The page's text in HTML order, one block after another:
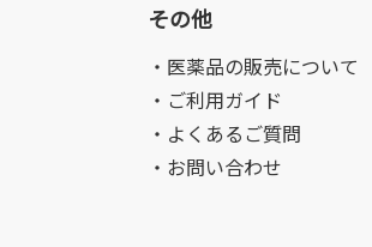
その他
・医薬品の販売について
・ご利用ガイド
・よくあるご質問
・お問い合わせ